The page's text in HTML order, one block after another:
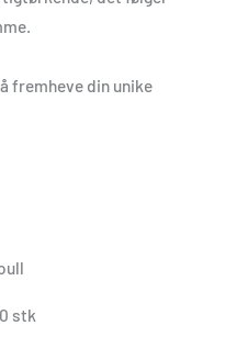
fremheve din unike
stk